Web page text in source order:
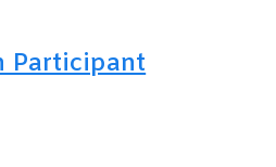
Participant